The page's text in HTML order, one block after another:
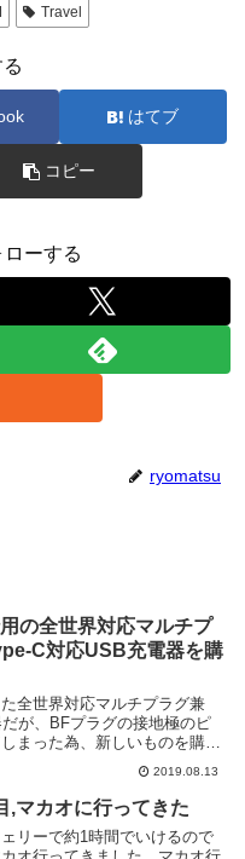
Travel
はてブ
コピー
ーする
ryomatsu
の全世界対応マルチプ
C対応USB充電器を購
全世界対応マルチプラグ兼
が、BFプラグの接地極のピ
まった為、新しいものを購入
た。上記タイプでBFプラグの
るのは二度目であり構造的な問
という事で今回は別のものを
...
2019.08.13
,マカオに行ってきた
リーで約1時間でいけるので